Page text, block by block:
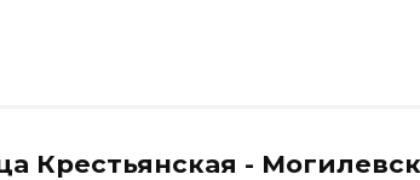
Крестьянская -